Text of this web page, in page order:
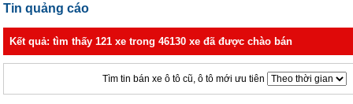
Tin quảng cáo
Kết quả: tìm thấy 121 xe trong 46130 xe đã được chào bán
Tìm tin bán xe ô tô cũ, ô tô mới ưu tiên